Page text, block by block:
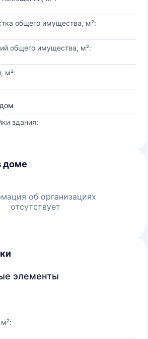
общего имущества, м²:
общего имущества, м²:
м²:
здания:
доме
об организациях
отсутствует
элементы